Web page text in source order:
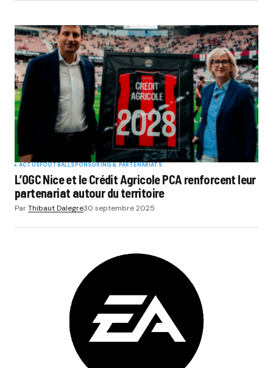
ACTUSFOOTBALLSPONSORING & PARTENARIATS
L’OGC Nice et le Crédit Agricole PCA renforcent leur
partenariat autour du territoire
ParThibaut Dalegre30 septembre 2025